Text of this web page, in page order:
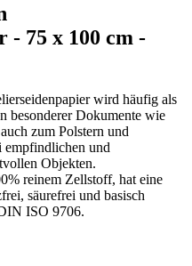
- 75 x 100 cm -
wird häufig als
besonderer Dokumente wie
zum Polstern und
empfindlichen und
Objekten.
reinem Zellstoff, hat eine
säurefrei und basisch
ISO 9706.